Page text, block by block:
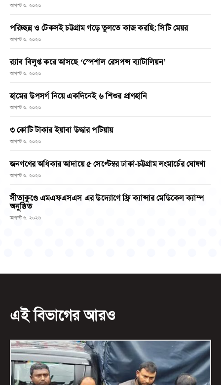
আগস্ট ৬, ২০২৬
পরিচ্ছন্ন ও টেকসই চট্টগ্রাম গড়ে তুলতে কাজ করছি: সিটি মেয়র
আগস্ট ৬, ২০২৬
র‌্যাব বিলুপ্ত করে আসছে ‘স্পেশাল রেসপন্স ব্যাটালিয়ন’
আগস্ট ৬, ২০২৬
হামের উপসর্গ নিয়ে একদিনেই ৬ শিশুর প্রাণহানি
আগস্ট ৬, ২০২৬
৩ কোটি টাকার ইয়াবা উদ্ধার পটিয়ায়
আগস্ট ৬, ২০২৬
জনগণের অধিকার আদায়ে ৫ সেপ্টেম্বর ঢাকা-চট্টগ্রাম লংমার্চের ঘোষণা
আগস্ট ৬, ২০২৬
সীতাকুণ্ডে এমএফএসএস এর উদ্যোগে ফ্রি ক্যান্সার মেডিকেল ক্যাম্প
অনুষ্ঠিত
আগস্ট ৬, ২০২৬
এই বিভাগের আরও